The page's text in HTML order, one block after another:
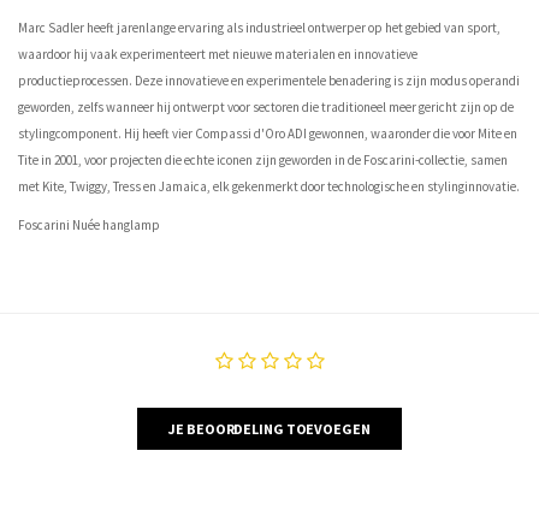
Marc Sadler heeft jarenlange ervaring als industrieel ontwerper op het gebied van sport,
waardoor hij vaak experimenteert met nieuwe materialen en innovatieve
productieprocessen. Deze innovatieve en experimentele benadering is zijn modus operandi
geworden, zelfs wanneer hij ontwerpt voor sectoren die traditioneel meer gericht zijn op de
stylingcomponent. Hij heeft vier Compassi d'Oro ADI gewonnen, waaronder die voor Mite en
Tite in 2001, voor projecten die echte iconen zijn geworden in de Foscarini-collectie, samen
met Kite, Twiggy, Tress en Jamaica, elk gekenmerkt door technologische en stylinginnovatie.
Foscarini Nuée hanglamp
JE BEOORDELING TOEVOEGEN